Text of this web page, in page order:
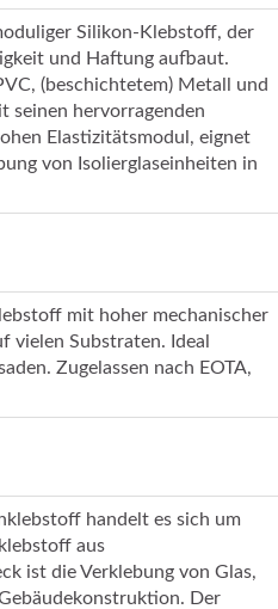
Silikon-Klebstoff, der
und Haftung aufbaut.
(beschichtetem) Metall und
seinen hervorragenden
Elastizitätsmodul, eignet
von Isolierglaseinheiten in
mit hoher mechanischer
vielen Substraten. Ideal
Zugelassen nach EOTA,
handelt es sich um
aus
ist die Verklebung von Glas,
Der